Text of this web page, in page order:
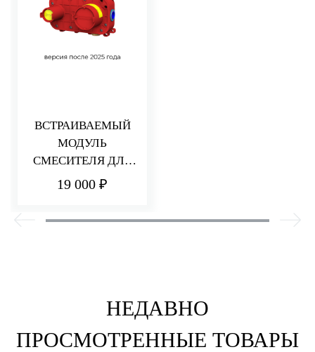
ВСТРАИВАЕМЫЙ
МОДУЛЬ
СМЕСИТЕЛЯ ДЛЯ
РАКОВИНЫ/ДУША
19 000 ₽
НЕДАВНО
ПРОСМОТРЕННЫЕ ТОВАРЫ